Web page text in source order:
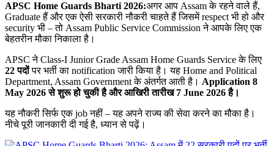
APSC Home Guards Bharti 2026:अगर आप Assam के रहने वाले हैं,
Graduate हैं और एक ऐसी सरकारी नौकरी चाहते हैं जिसमें respect भी हो और
security भी – तो Assam Public Service Commission ने आपके लिए एक
बेहतरीन मौका निकाला है।
APSC ने Class-I Junior Grade Assam Home Guards Service के लिए
22पदोंपर भर्ती का notification जारी किया है। यह Home and Political
Department, Assam Government के अंतर्गत आती है। Application 8
May 2026से शुरू हो चुकी है और आखिरी तारीख 7 June 2026है।
यह नौकरी सिर्फ एक job नहीं – यह अपने राज्य की सेवा करने का मौका है।
नीचे पूरी जानकारी दी गई है, ध्यान से पढ़ें।